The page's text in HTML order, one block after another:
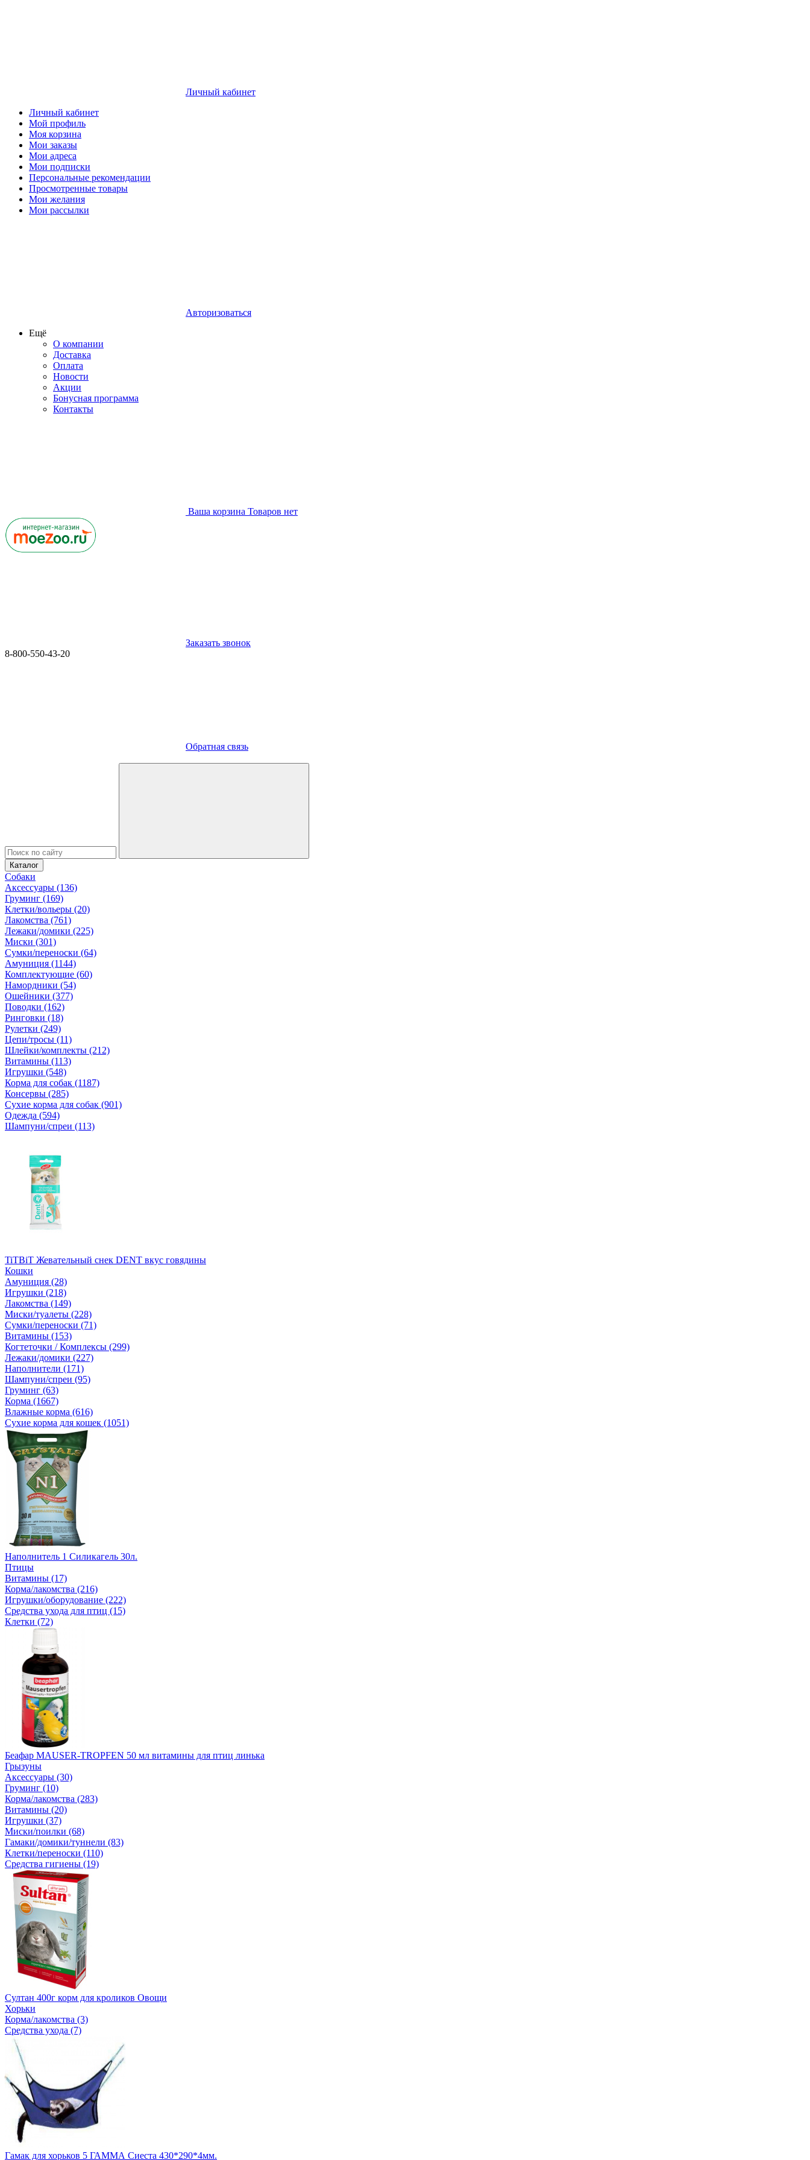
Личный кабинет
Личный кабинет
Мой профиль
Моя корзина
Мои заказы
Мои адреса
Мои подписки
Персональные рекомендации
Просмотренные товары
Мои желания
Мои рассылки
Авторизоваться
Ещё
О компании
Доставка
Оплата
Новости
Акции
Бонусная программа
Контакты
Ваша корзина Товаров нет
Заказать звонок
8-800-550-43-20
Обратная связь
Каталог
Собаки
Аксессуары (136)
Груминг (169)
Клетки/вольеры (20)
Лакомства (761)
Лежаки/домики (225)
Миски (301)
Сумки/переноски (64)
Амуниция (1144)
Комплектующие (60)
Намордники (54)
Ошейники (377)
Поводки (162)
Ринговки (18)
Рулетки (249)
Цепи/тросы (11)
Шлейки/комплекты (212)
Витамины (113)
Игрушки (548)
Корма для собак (1187)
Консервы (285)
Сухие корма для собак (901)
Одежда (594)
Шампуни/спреи (113)
TiTBiT Жевательный снек DENT вкус говядины
Кошки
Амуниция (28)
Игрушки (218)
Лакомства (149)
Миски/туалеты (228)
Сумки/переноски (71)
Витамины (153)
Когтеточки / Комплексы (299)
Лежаки/домики (227)
Наполнители (171)
Шампуни/спреи (95)
Груминг (63)
Корма (1667)
Влажные корма (616)
Сухие корма для кошек (1051)
Наполнитель 1 Силикагель 30л.
Птицы
Витамины (17)
Корма/лакомства (216)
Игрушки/оборудование (222)
Средства ухода для птиц (15)
Клетки (72)
Беафар MAUSER-TROPFEN 50 мл витамины для птиц линька
Грызуны
Аксессуары (30)
Груминг (10)
Корма/лакомства (283)
Витамины (20)
Игрушки (37)
Миски/поилки (68)
Гамаки/домики/туннели (83)
Клетки/переноски (110)
Средства гигиены (19)
Султан 400г корм для кроликов Овощи
Хорьки
Корма/лакомства (3)
Средства ухода (7)
Гамак для хорьков 5 ГАММА Сиеста 430*290*4мм.